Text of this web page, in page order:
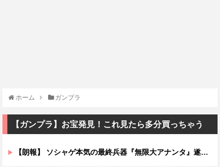
ホーム ガンプラ
【ガンプラ】お宝発見！これ見たら多分買っちゃう
【朗報】 ソシャゲ本気の最終兵器『無限大アナンタ』遂にサービス開始へｗｗｗｗ